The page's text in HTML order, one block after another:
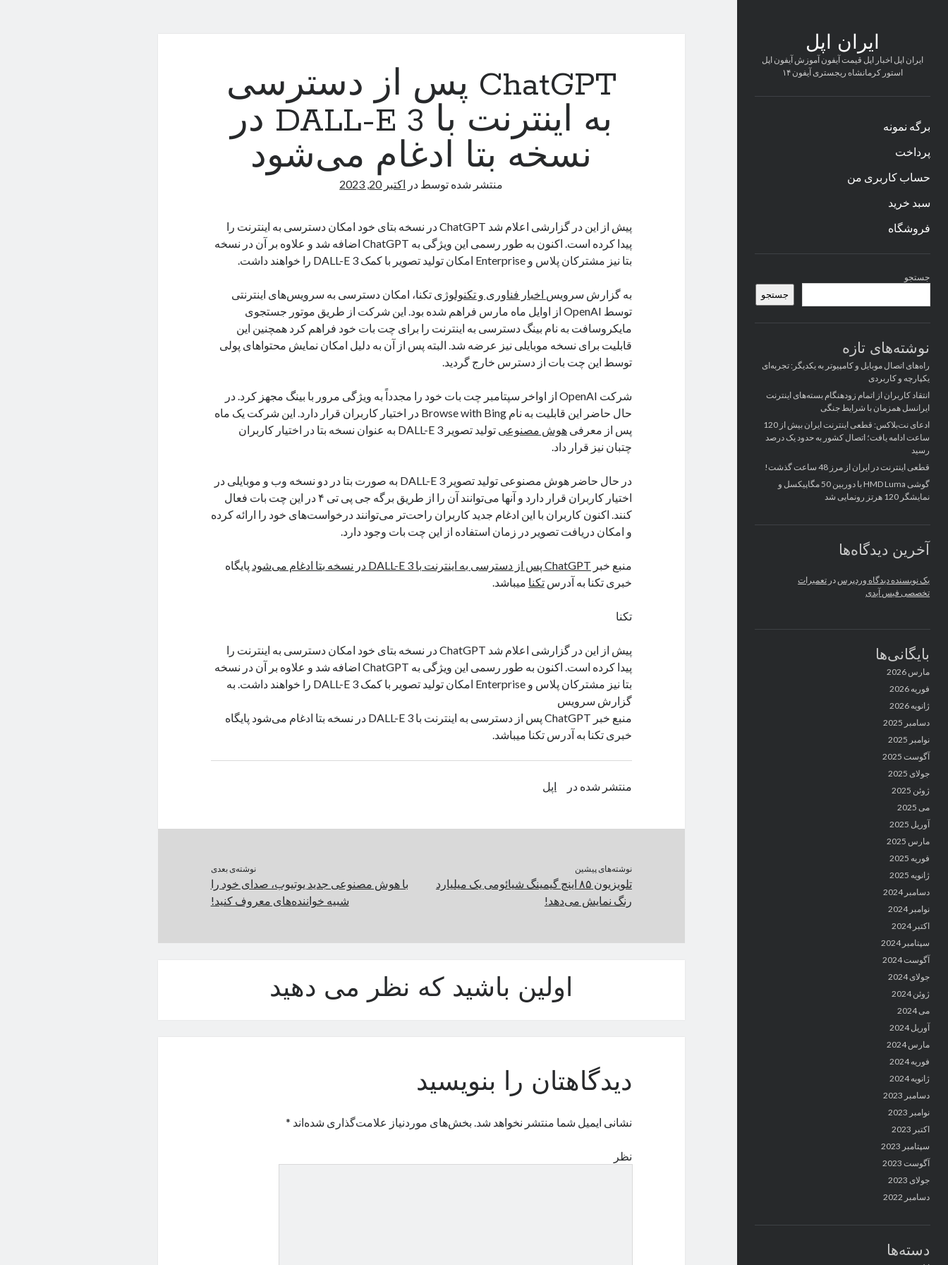
ایران اپل
ایران اپل اخبار اپل قیمت آیفون آموزش آیفون اپل
استور کرمانشاه ریجستری آیفون ۱۴
برگه نمونه
پرداخت
حساب کاربری من
سبد خرید
فروشگاه
کناری
جستجو
جستجو
نوشته‌های تازه
راه‌های اتصال موبایل و کامپیوتر به یکدیگر: تجربه‌ای
یکپارچه و کاربردی
انتقاد کاربران از اتمام زودهنگام بسته‌های اینترنت
ایرانسل همزمان با شرایط جنگی
ادعای نت‌بلاکس: قطعی اینترنت ایران بیش از 120
ساعت ادامه یافت؛ اتصال کشور به حدود یک درصد
رسید
قطعی اینترنت در ایران از مرز 48 ساعت گذشت!
گوشی HMD Luma با دوربین 50 مگاپیکسل و
نمایشگر 120 هرتز رونمایی شد
آخرین دیدگاه‌ها
یک نویسنده دیدگاه وردپرس در تعمیرات
تخصصی فیس آیدی
بایگانی‌ها
مارس 2026
فوریه 2026
ژانویه 2026
دسامبر 2025
نوامبر 2025
آگوست 2025
جولای 2025
ژوئن 2025
می 2025
آوریل 2025
مارس 2025
فوریه 2025
ژانویه 2025
دسامبر 2024
نوامبر 2024
اکتبر 2024
سپتامبر 2024
آگوست 2024
جولای 2024
ژوئن 2024
می 2024
آوریل 2024
مارس 2024
فوریه 2024
ژانویه 2024
دسامبر 2023
نوامبر 2023
اکتبر 2023
سپتامبر 2023
آگوست 2023
جولای 2023
دسامبر 2022
دسته‌ها
ChatGPT پس از دسترسی
به اینترنت با DALL-E 3 در
نسخه بتا ادغام می‌شود
منتشر شده توسط در اکتبر 20, 2023
پیش از این در گزارشی اعلام شد ChatGPT در نسخه بتای خود امکان دسترسی به اینترنت را
پیدا کرده است. اکنون به طور رسمی این ویژگی به ChatGPT اضافه شد و علاوه بر آن در نسخه
بتا نیز مشترکان پلاس و Enterprise امکان تولید تصویر با کمک DALL-E 3 را خواهند داشت.
به گزارش سرویس اخبار فناوری و تکنولوژی تکنا، امکان دسترسی به سرویس‌های اینترنتی
توسط OpenAI از اوایل ماه مارس فراهم شده بود. این شرکت از طریق موتور جستجوی
مایکروسافت به نام بینگ دسترسی به اینترنت را برای چت بات خود فراهم کرد همچنین این
قابلیت برای نسخه موبایلی نیز عرضه شد. البته پس از آن به دلیل امکان نمایش محتواهای پولی
توسط این چت بات از دسترس خارج گردید.
شرکت OpenAI از اواخر سپتامبر چت بات خود را مجدداً به ویژگی مرور با بینگ مجهز کرد. در
حال حاضر این قابلیت به نام Browse with Bing در اختیار کاربران قرار دارد. این شرکت یک ماه
پس از معرفیهوش مصنوعی
تولید تصویر DALL-E 3 به عنوان نسخه بتا در اختیار کاربران
چتبان نیز قرار داد.
در حال حاضر هوش مصنوعی تولید تصویر DALL-E 3 به صورت بتا در دو نسخه وب و موبایلی در
اختیار کاربران قرار دارد و آنها می‌توانند آن را از طریق برگه جی پی تی ۴ در این چت بات فعال
کنند. اکنون کاربران با این ادغام جدید کاربران راحت‌تر می‌توانند درخواست‌های خود را ارائه کرده
و امکان دریافت تصویر در زمان استفاده از این چت بات وجود دارد.
منبع خبر ChatGPT پس از دسترسی به اینترنت با DALL-E 3 در نسخه بتا ادغام می‌شود
پایگاه
خبری تکنا به آدرستکنا میباشد.
تکنا
پیش از این در گزارشی اعلام شد ChatGPT در نسخه بتای خود امکان دسترسی به اینترنت را
پیدا کرده است. اکنون به طور رسمی این ویژگی به ChatGPT اضافه شد و علاوه بر آن در نسخه
بتا نیز مشترکان پلاس و Enterprise امکان تولید تصویر با کمک DALL-E 3 را خواهند داشت. به
گزارش سرویس
منبع خبر ChatGPT پس از دسترسی به اینترنت با DALL-E 3 در نسخه بتا ادغام می‌شود پایگاه
خبری تکنا به آدرس تکنا میباشد.
منتشر شده در اپل
نوشته‌های پیشین
تلویزیون ۸۵ اینچ گیمینگ شیائومی یک میلیارد
رنگ نمایش می‌دهد!
نوشته‌ی بعدی
با هوش مصنوعی جدید یوتیوب، صدای خود را
شبیه خواننده‌های معروف کنید!
اولین باشید که نظر می دهید
دیدگاهتان را بنویسید
نشانی ایمیل شما منتشر نخواهد شد. بخش‌های موردنیاز علامت‌گذاری شده‌اند *
نظر